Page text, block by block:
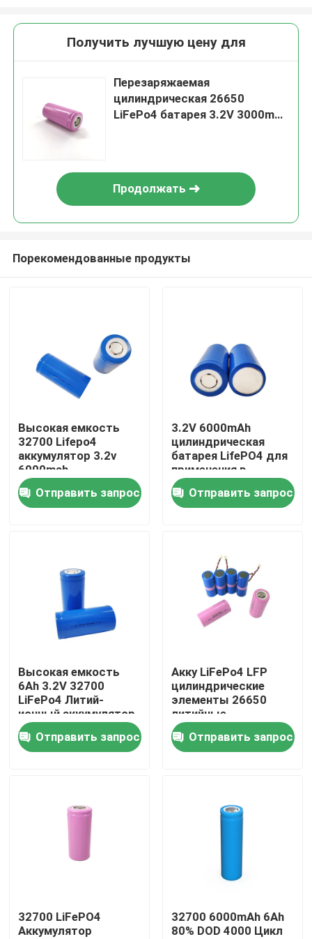
Продукция
VR - шоу
О Компании
Наша фабрика
контроль качества
Батарея иона LiFePO4 лития
Получить лучшую цену для
Перезаряжаемая
цилиндрическая 26650
LiFePo4 батарея 3.2V 3000mAh
Продолжать
Порекомендованные продукты
Высокая емкость
32700 Lifepo4
аккумулятор 3.2v
6000mah
перезаряжаемый
аккумулятор для
глубокого цикла
Отправить запрос
3.2V 6000mAh
цилиндрическая
батарея LifePO4 для
применения в
хранилищах энергии
Отправить запрос
Высокая емкость
6Ah 3.2V 32700
LiFePo4 Литий-
ионный аккумулятор
Глубокие циклы
6000mAh
Отправить запрос
Акку LiFePo4 LFP
цилиндрические
элементы 26650
литийные
аккумуляторы 3.2в
2500mah 2800mah
3400mah
Отправить запрос
32700 LiFePO4
Аккумулятор
32700 6000mAh 6Ah
80% DOD 4000 Цикл